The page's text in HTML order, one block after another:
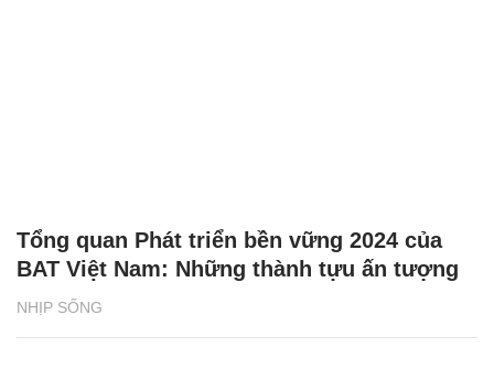
NHỊP SỐNG
Tổng quan Phát triển bền vững 2024 của
BAT Việt Nam: Những thành tựu ấn tượng